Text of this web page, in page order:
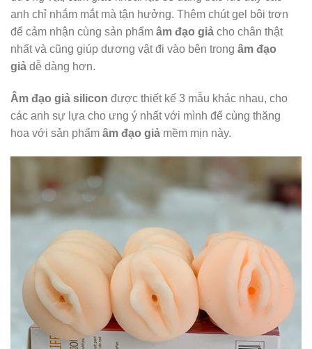
anh chỉ nhắm mắt mà tận hưởng. Thêm chút gel bôi trơn
để cảm nhận cùng sản phẩm âm đạo giả cho chân thật
nhất và cũng giúp dương vật đi vào bên trong âm đạo
giả dễ dàng hơn.
Âm đạo giả silicon được thiết kế 3 mẫu khác nhau, cho
các anh sự lựa cho ưng ý nhất với mình để cùng thăng
hoa với sản phẩm âm đạo giả mềm mịn này.